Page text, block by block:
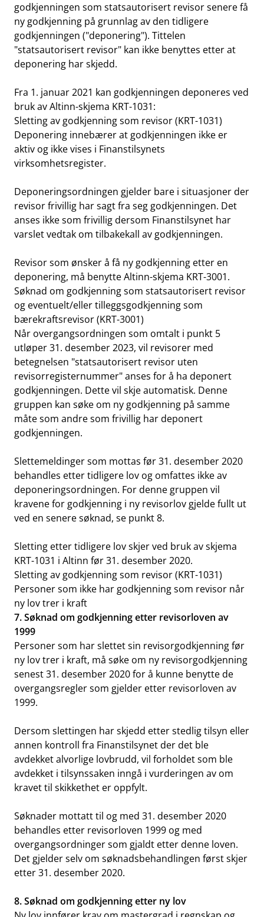
godkjenningen som statsautorisert revisor senere få
ny godkjenning på grunnlag av den tidligere
godkjenningen ("deponering"). Tittelen
"statsautorisert revisor" kan ikke benyttes etter at
deponering har skjedd.
Fra 1. januar 2021 kan godkjenningen deponeres ved
bruk av Altinn-skjema KRT-1031:
Sletting av godkjenning som revisor (KRT-1031)
Deponering innebærer at godkjenningen ikke er
aktiv og ikke vises i Finanstilsynets
virksomhetsregister.
Deponeringsordningen gjelder bare i situasjoner der
revisor frivillig har sagt fra seg godkjenningen. Det
anses ikke som frivillig dersom Finanstilsynet har
varslet vedtak om tilbakekall av godkjenningen.
Revisor som ønsker å få ny godkjenning etter en
deponering, må benytte Altinn-skjema KRT-3001.
Søknad om godkjenning som statsautorisert revisor
og eventuelt/eller tilleggsgodkjenning som
bærekraftsrevisor (KRT-3001)
Når overgangsordningen som omtalt i punkt 5
utløper 31. desember 2023, vil revisorer med
betegnelsen "statsautorisert revisor uten
revisorregisternummer" anses for å ha deponert
godkjenningen. Dette vil skje automatisk. Denne
gruppen kan søke om ny godkjenning på samme
måte som andre som frivillig har deponert
godkjenningen.
Slettemeldinger som mottas før 31. desember 2020
behandles etter tidligere lov og omfattes ikke av
deponeringsordningen. For denne gruppen vil
kravene for godkjenning i ny revisorlov gjelde fullt ut
ved en senere søknad, se punkt 8.
Sletting etter tidligere lov skjer ved bruk av skjema
KRT-1031 i Altinn før 31. desember 2020.
Sletting av godkjenning som revisor (KRT-1031)
Personer som ikke har godkjenning som revisor når
ny lov trer i kraft
7. Søknad om godkjenning etter revisorloven av
1999
Personer som har slettet sin revisorgodkjenning før
ny lov trer i kraft, må søke om ny revisorgodkjenning
senest 31. desember 2020 for å kunne benytte de
overgangsregler som gjelder etter revisorloven av
1999.
Dersom slettingen har skjedd etter stedlig tilsyn eller
annen kontroll fra Finanstilsynet der det ble
avdekket alvorlige lovbrudd, vil forholdet som ble
avdekket i tilsynssaken inngå i vurderingen av om
kravet til skikkethet er oppfylt.
Søknader mottatt til og med 31. desember 2020
behandles etter revisorloven 1999 og med
overgangsordninger som gjaldt etter denne loven.
Det gjelder selv om søknadsbehandlingen først skjer
etter 31. desember 2020.
8. Søknad om godkjenning etter ny lov